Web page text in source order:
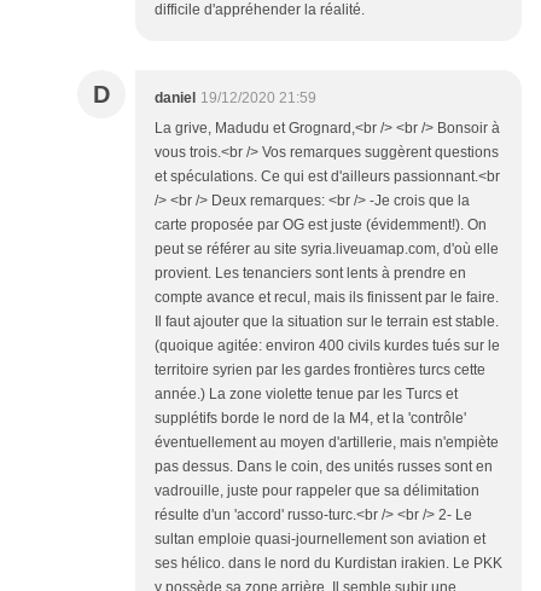
difficile d'appréhender la réalité.
D daniel 19/12/2020 21:59
La grive, Madudu et Grognard,<br /> <br /> Bonsoir à
vous trois.<br /> Vos remarques suggèrent questions
et spéculations. Ce qui est d'ailleurs passionnant.<br
/> <br /> Deux remarques: <br /> -Je crois que la
carte proposée par OG est juste (évidemment!). On
peut se référer au site syria.liveuamap.com, d'où elle
provient. Les tenanciers sont lents à prendre en
compte avance et recul, mais ils finissent par le faire.
Il faut ajouter que la situation sur le terrain est stable.
(quoique agitée: environ 400 civils kurdes tués sur le
territoire syrien par les gardes frontières turcs cette
année.) La zone violette tenue par les Turcs et
supplétifs borde le nord de la M4, et la 'contrôle'
éventuellement au moyen d'artillerie, mais n'empiète
pas dessus. Dans le coin, des unités russes sont en
vadrouille, juste pour rappeler que sa délimitation
résulte d'un 'accord' russo-turc.<br /> <br /> 2- Le
sultan emploie quasi-journellement son aviation et
ses hélico. dans le nord du Kurdistan irakien. Le PKK
y possède sa zone arrière. Il semble subir une